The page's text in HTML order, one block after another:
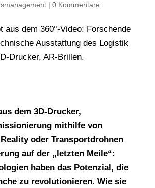
| 0 Kommentare
dem 3D-Drucker,
mithilfe von
oder Transportdrohnen
auf der „letzten Meile“:
haben das Potenzial, die
zu revolutionieren. Wie sie